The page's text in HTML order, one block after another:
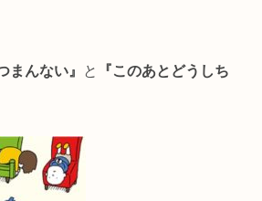
まんない』 と
『このあとどうしち